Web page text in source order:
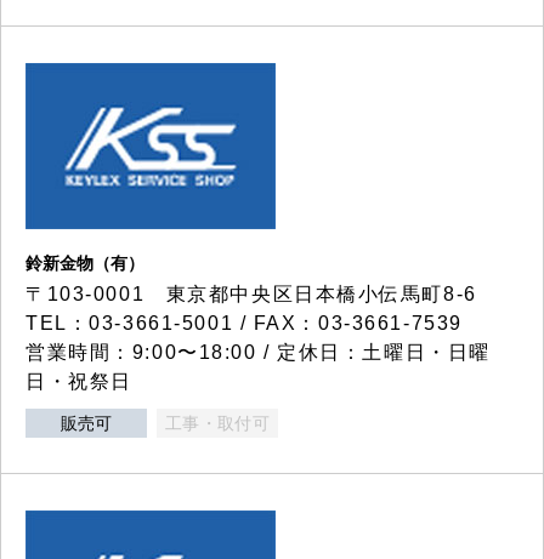
鈴新金物（有）
〒103-0001 東京都中央区日本橋小伝馬町8-6
TEL：03-3661-5001 / FAX：03-3661-7539
営業時間：9:00〜18:00 / 定休日：土曜日・日曜
日・祝祭日
販売可 工事・取付可